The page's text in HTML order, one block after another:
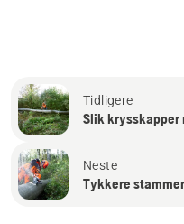
Tidligere
Slik krysskapper
Neste
Tykkere